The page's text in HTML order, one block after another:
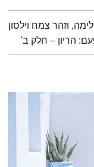
וזהר צמח וילסון
הריון – חלק ב'